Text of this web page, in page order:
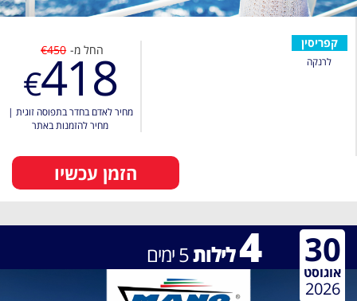
קפריסין
לרנקה
החל מ- €450
€418
מחיר לאדם בחדר בתפוסה זוגית |
מחיר להזמנות באתר
הזמן עכשיו
4לילות5ימים 30
אוגוסט
2026